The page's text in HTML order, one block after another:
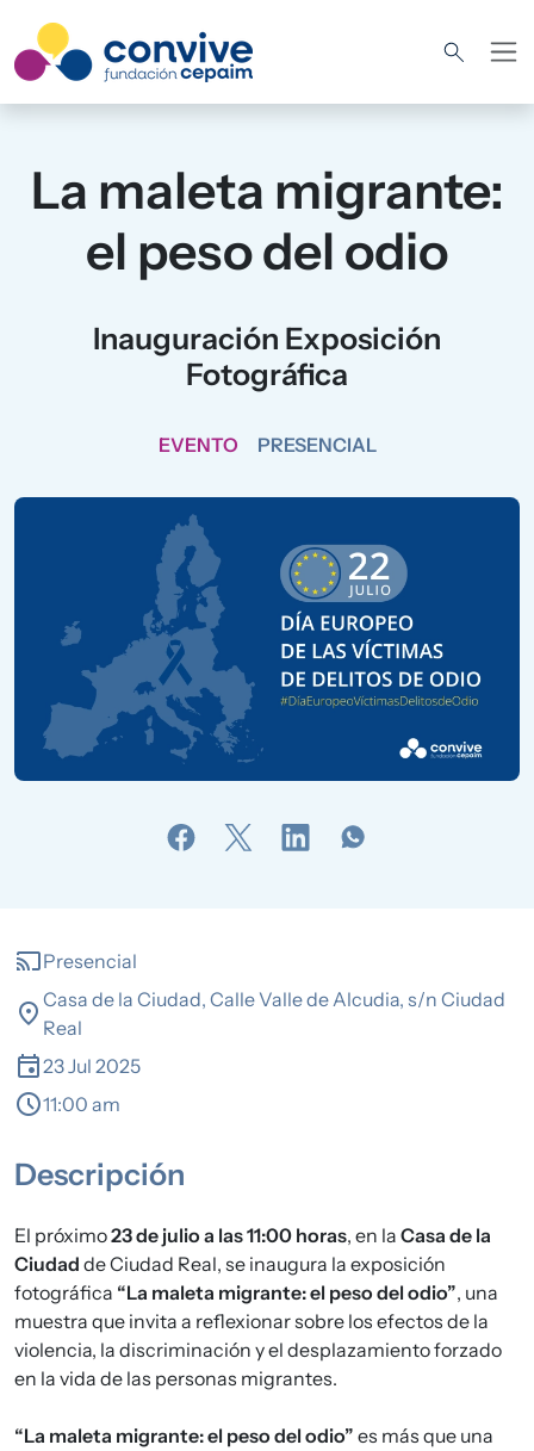
La maleta migrante:
el peso del odio
Inauguración Exposición
Fotográfica
EVENTO PRESENCIAL
castPresencial
location_on Casa de la Ciudad, Calle Valle de Alcudia, s/n Ciudad
Real
event23 Jul 2025
schedule11:00 am
Descripción
El próximo23 de julio a las 11:00 horas, en la Casa de la
Ciudad de Ciudad Real, se inaugura la exposición
fotográfica “La maleta migrante: el peso del odio”, una
muestra que invita a reflexionar sobre los efectos de la
violencia, la discriminación y el desplazamiento forzado
en la vida de las personas migrantes.
“La maleta migrante: el peso del odio” es más que una